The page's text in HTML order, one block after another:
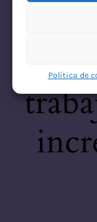
Política de